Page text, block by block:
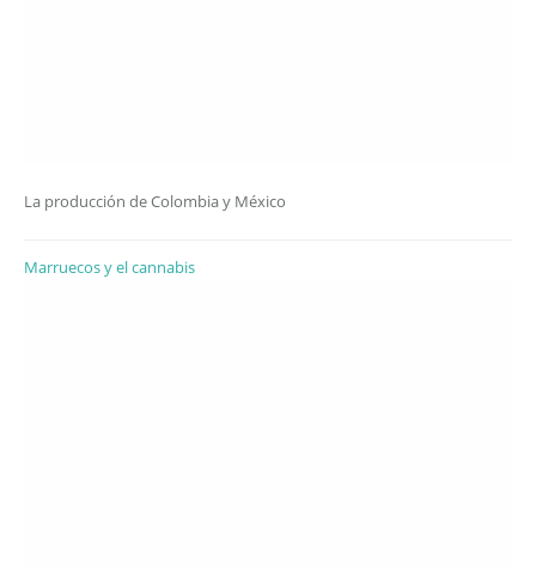
La producción de Colombia y México
Marruecos y el cannabis